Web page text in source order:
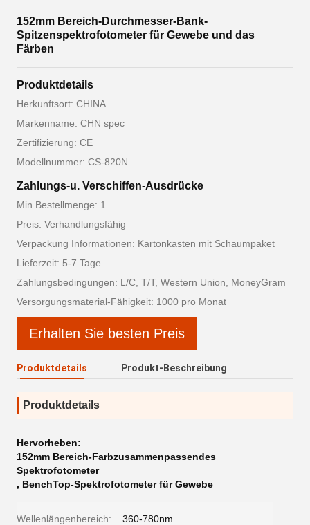
152mm Bereich-Durchmesser-Bank-
Spitzenspektrofotometer für Gewebe und das
Färben
Produktdetails
Herkunftsort: CHINA
Markenname: CHN spec
Zertifizierung: CE
Modellnummer: CS-820N
Zahlungs-u. Verschiffen-Ausdrücke
Min Bestellmenge: 1
Preis: Verhandlungsfähig
Verpackung Informationen: Kartonkasten mit Schaumpaket
Lieferzeit: 5-7 Tage
Zahlungsbedingungen: L/C, T/T, Western Union, MoneyGram
Versorgungsmaterial-Fähigkeit: 1000 pro Monat
Erhalten Sie besten Preis
Produktdetails Produkt-Beschreibung
Produktdetails
Hervorheben:
152mm Bereich-Farbzusammenpassendes
Spektrofotometer
, BenchTop-Spektrofotometer für Gewebe
Wellenlängenbereich: 360-780nm